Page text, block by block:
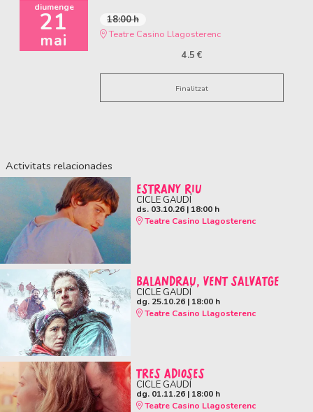
diumenge
21
mai
18:00 h
Teatre Casino Llagosterenc
4.5 €
Finalitzat
Activitats relacionades
ESTRANY RIU
CICLE GAUDÍ
ds. 03.10.26| 18:00 h
Teatre Casino Llagosterenc
BALANDRAU, VENT SALVATGE
CICLE GAUDÍ
dg. 25.10.26| 18:00 h
Teatre Casino Llagosterenc
TRES ADIOSES
CICLE GAUDÍ
dg. 01.11.26| 18:00 h
Teatre Casino Llagosterenc